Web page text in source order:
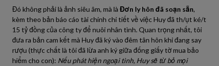
Đó không phải là ảnh siêu âm, mà là Đơn ly hôn đã soạn sẵn,
kèm theo bản báo cáo tài chính chi tiết về việc Huy đã th/ụt ké/t
15 tỷ đồng của công ty để nuôi nhân tình. Quan trọng nhất, tôi
đưa ra bản cam kết mà Huy đã ký vào đêm tân hôn khi đang say
rượu (thực chất là tôi đã lừa anh ký giữa đống giấy tờ mua bảo
hiểm cho con): Nếu phát hiện ngoại tình, Huy sẽ từ bỏ mọi